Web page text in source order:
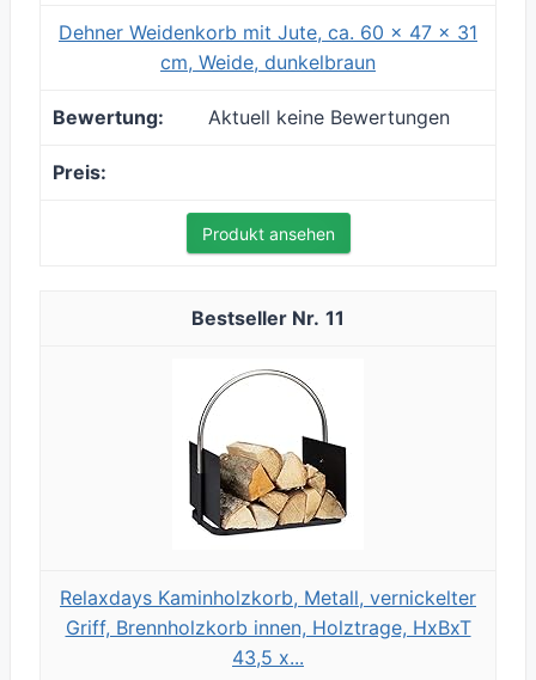
Dehner Weidenkorb mit Jute, ca. 60 x 47 x 31
cm, Weide, dunkelbraun
Aktuell keine Bewertungen
Produkt ansehen
11
Relaxdays Kaminholzkorb, Metall, vernickelter
Griff, Brennholzkorb innen, Holztrage, HxBxT
43,5 x...